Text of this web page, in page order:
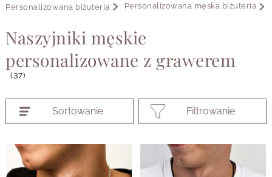
PRODUKTÓW
MENU
UŻYTKOWNIKA
WYSZUKIWARKI
Personalizowana biżuteria Personalizowana męska biżuteria
Naszyjniki męskie
personalizowane z grawerem
(37)
Sortowanie Filtrowanie